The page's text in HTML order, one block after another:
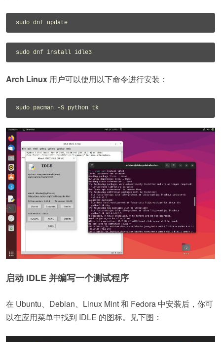
Arch Linux 用户可以使用以下命令进行安装：
启动 IDLE 并编写一个测试程序
在 Ubuntu、Debian、Linux Mint 和 Fedora 中安装后，你可
以在应用菜单中找到 IDLE 的图标。见下图：